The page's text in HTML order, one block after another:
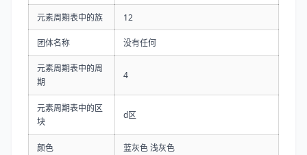
元素周期表中的族 12
团体名称 没有任何
元素周期表中的周
期
4
元素周期表中的区
块
d区
颜色 蓝灰色 浅灰色